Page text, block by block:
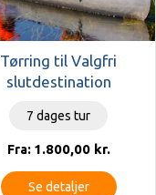
Tørring til Valgfri
slutdestination
7 dages tur
Fra: 1.800,00 kr.
Se detaljer